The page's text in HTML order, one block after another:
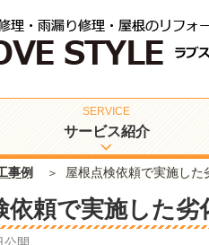
サービス紹介
事例 屋根点検依頼で実施し
依頼で実施した
公開